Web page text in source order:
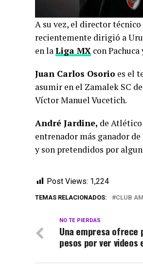
A su vez, el director
recientemente dirigió a
en laLiga MX con
Juan Carlos Osorio es el
asumir en el Zamalek SC
Víctor Manuel Vucetich.
André Jardine, de Atlético
entrenador más ganador
y son pretendidos por
Post Views: 1,224
TEMAS RELACIONADOS: CLUB
NO TE PIERDAS
Una empresa ofrece
pesos por ver videos